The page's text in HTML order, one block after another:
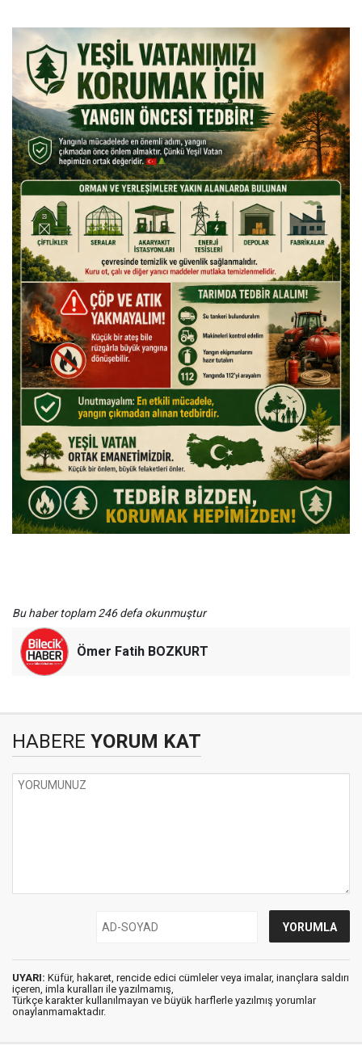
Bu haber toplam 246 defa okunmuştur
Ömer Fatih BOZKURT
HABERE YORUM KAT
UYARI: Küfür, hakaret, rencide edici cümleler veya imalar, inançlara saldırı
içeren, imla kuralları ile yazılmamış,
Türkçe karakter kullanılmayan ve büyük harflerle yazılmış yorumlar
onaylanmamaktadır.